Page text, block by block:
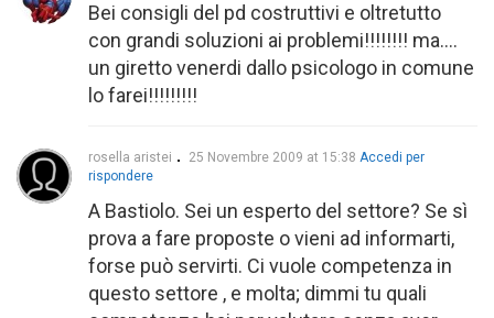
Bei consigli del pd costruttivi e oltretutto
con grandi soluzioni ai problemi!!!!!!!! ma….
un giretto venerdi dallo psicologo in comune
lo farei!!!!!!!!!
rosella aristei 25 Novembre 2009 at 15:38 Accedi per
rispondere
A Bastiolo. Sei un esperto del settore? Se sì
prova a fare proposte o vieni ad informarti,
forse può servirti. Ci vuole competenza in
questo settore , e molta; dimmi tu quali